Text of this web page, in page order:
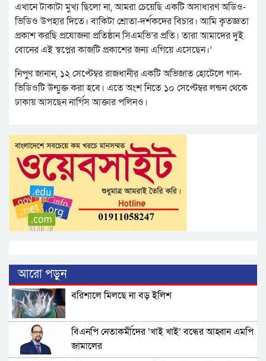
এখানে টাকাটা মুখ্য ছিলো না, আমরা চেয়েছি একটি অসাধারণ অডিও-
ভিডিও উপহার দিতে। বাকিটা শ্রোতা-দর্শকদের বিচার। আমি কৃতজ্ঞতা
প্রকাশ করছি প্রযোজনা প্রতিষ্ঠান সিএমভি’র প্রতি। তারা আমাদের দুই
বোনের এই স্বপ্নের কাজটি প্রকাশের জন্য এগিয়ে এসেছেন।’
নিপুণ জানান, ১২ সেপ্টেম্বর রাজধানীর একটি অভিজাত হোটেলে গান-
ভিডিওটি উন্মুক্ত করা হবে। এতে অংশ নিতে ১০ সেপ্টেম্বর লন্ডন থেকে
ঢাকায় আসছেন নার্গিস আক্তার পলিনও।
আরো পড়ুন
বরিশালে মিলছে না বড় ইলিশ
বিএনপি নেতাকর্মীদের ‘খাই খাই’ বন্ধের আহ্বান এমপি
জামালের